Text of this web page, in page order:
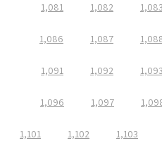
1,081 1,082 1,083
1,086 1,087
1,091 1,092 1,093
1,096 1,097
1,101 1,102 1,103